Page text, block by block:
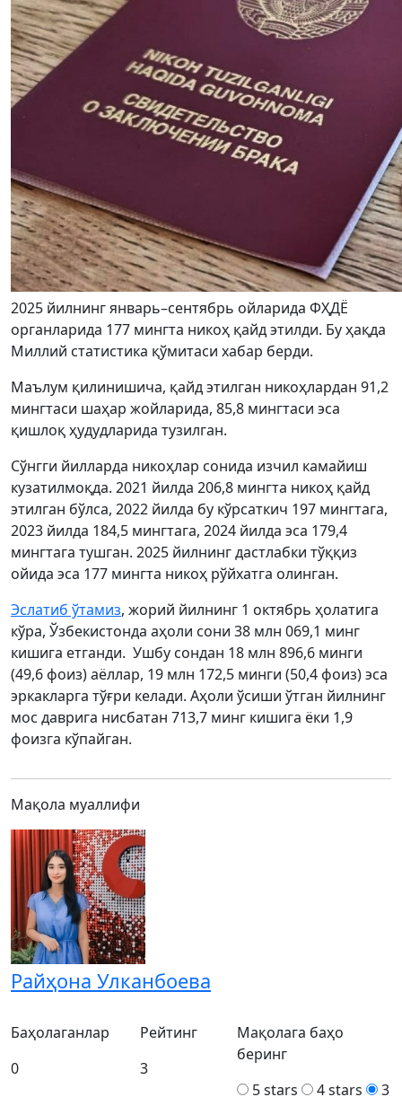
2025 йилнинг январь–сентябрь ойларида ФҲДЁ
органларида 177 мингта никоҳ қайд этилди. Бу ҳақда
Миллий статистика қўмитаси хабар берди.
Маълум қилинишича, қайд этилган никоҳлардан 91,2
мингтаси шаҳар жойларида, 85,8 мингтаси эса
қишлоқ ҳудудларида тузилган.
Сўнгги йилларда никоҳлар сонида изчил камайиш
кузатилмоқда. 2021 йилда 206,8 мингта никоҳ қайд
этилган бўлса, 2022 йилда бу кўрсаткич 197 мингтага,
2023 йилда 184,5 мингтага, 2024 йилда эса 179,4
мингтага тушган. 2025 йилнинг дастлабки тўққиз
ойида эса 177 мингта никоҳ рўйхатга олинган.
Эслатиб ўтамиз, жорий йилнинг 1 октябрь ҳолатига
кўра, Ўзбекистонда аҳоли сони 38 млн 069,1 минг
кишига етганди. Ушбу сондан 18 млн 896,6 минги
(49,6 фоиз) аёллар, 19 млн 172,5 минги (50,4 фоиз) эса
эркакларга тўғри келади. Аҳоли ўсиши ўтган йилнинг
мос даврига нисбатан 713,7 минг кишига ёки 1,9
фоизга кўпайган.
Мақола муаллифи
Райҳона Улканбоева
Баҳолаганлар
0
Рейтинг
3
Мақолага баҳо
беринг
5 stars
4 stars 3